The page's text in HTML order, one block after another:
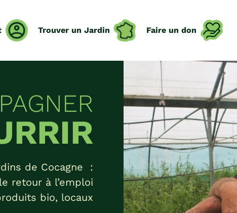
Trouver un Jardin Faire un don
de Cocagne :
retour à l’emploi
bio, locaux